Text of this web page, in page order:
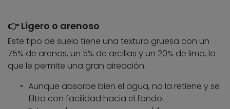
👉 Ligero o arenoso
Este tipo de suelo tiene una textura gruesa con un
75% de arenas, un 5% de arcillas y un 20% de limo, lo
que le permite una gran aireación.
Aunque absorbe bien el agua, no la retiene y se
filtra con facilidad hacia el fondo.